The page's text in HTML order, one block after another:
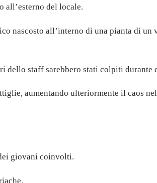
all’esterno del locale.
nascosto all’interno di una pianta di
dello staff sarebbero stati colpiti durante
aumentando ulteriormente il caos
giovani coinvolti.